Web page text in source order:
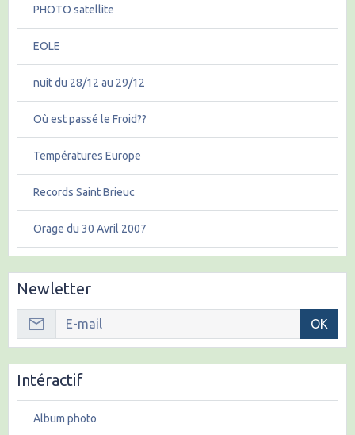
PHOTO satellite
EOLE
nuit du 28/12 au 29/12
Où est passé le Froid??
Températures Europe
Records Saint Brieuc
Orage du 30 Avril 2007
Newletter
OK
Intéractif
Album photo